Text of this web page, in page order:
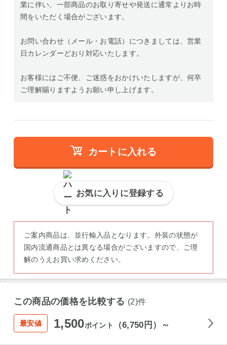
業に伴い、一部商品のお取り寄せや発送に通常よりお時
間をいただく場合がございます。
お問い合わせ（メール・お電話）につきましては、営業
日カレンダーどおり対応いたします。
お客様にはご不便、ご迷惑をおかけいたしますが、何卒
ご理解賜りますようお願い申し上げます。
カートに入れる
お気に入りに登録する
ご案内商品は、並行輸入品となります。外装の状態が
国内流通商品とは異なる場合がございますので、ご理
解のうえお買い求めください。
この商品の価格を比較する (2)件
最安値 1,500ポイント （6,750円）～